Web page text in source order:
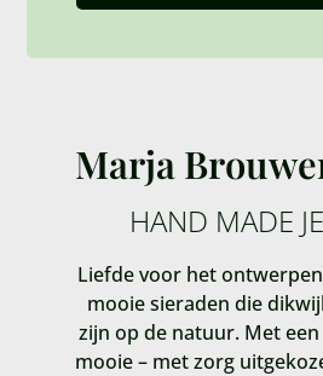
Marja
HAND MADE
Liefde voor het
mooie sieraden die
zijn op de natuur. Met
mooie – met zorg